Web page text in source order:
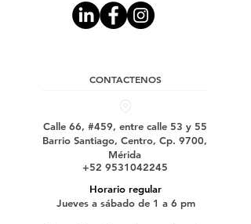
CONTACTENOS
Calle 66, #459, entre calle 53 y 55
Barrio Santiago, Centro, Cp. 9700,
Mérida
+52 9531042245
Horario regular
Jueves a sábado de 1 a 6 pm